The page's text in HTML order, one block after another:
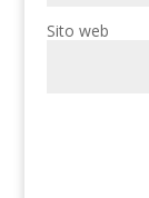
Sito web